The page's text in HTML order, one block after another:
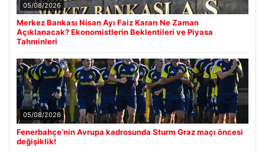
05/08/2026
Merkez Bankası Nisan Ayı Faiz Kararı Ne Zaman
Açıklanacak? Ekonomistlerin Beklentileri ve Piyasa
Tahminleri
05/08/2026
Fenerbahçe’nin Avrupa kadrosunda Sturm Graz maçı öncesi
değişiklik!